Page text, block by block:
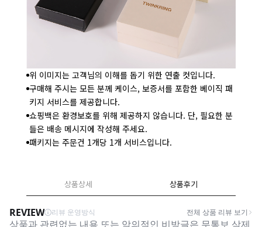
위 이미지는 고객님의 이해를 돕기 위한 연출 컷입니다.
구매해 주시는 모든 분께 케이스, 보증서를 포함한 베이직 패
키지 서비스를 제공합니다.
쇼핑백은 환경보호를 위해 제공하지 않습니다. 단, 필요한 분
들은 배송 메시지에 작성해 주세요.
패키지는 주문건 1개당 1개 서비스입니다.
상품상세 상품후기